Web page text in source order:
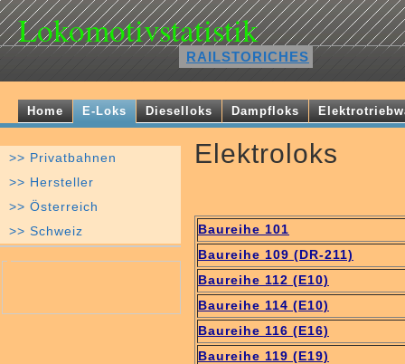
Lokomotivstatistik
RAILSTORICHES
Home E-Loks Dieselloks Dampfloks
Elektroloks
Baureihe 101
Baureihe 109 (DR-211)
Baureihe 112 (E10)
Baureihe 114 (E10)
Baureihe 116 (E16)
Baureihe 119 (E19)
>> Privatbahnen
>> Hersteller
>> Österreich
>> Schweiz